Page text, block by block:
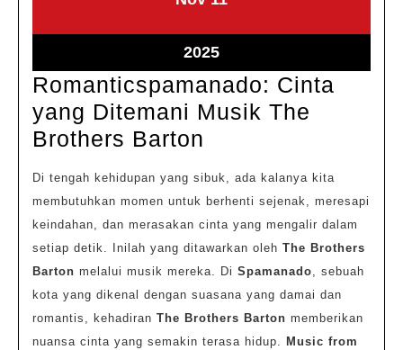
2025
2025November
11,
2025
Romanticspamanado: Cinta
yang Ditemani Musik The
Brothers Barton
yang
Ditemani
Musik
The
Brothers
Barton
Di tengah kehidupan yang sibuk, ada kalanya kita
membutuhkan momen untuk berhenti sejenak, meresapi
keindahan, dan merasakan cinta yang mengalir dalam
setiap detik. Inilah yang ditawarkan oleh The Brothers
Barton melalui musik mereka. Di Spamanado, sebuah
kota yang dikenal dengan suasana yang damai dan
romantis, kehadiran The Brothers Barton memberikan
nuansa cinta yang semakin terasa hidup. Music from